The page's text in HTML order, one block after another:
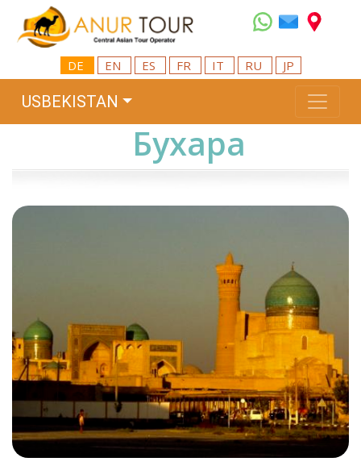
DE EN ES FR IT RU JP
USBEKISTAN
Бухара